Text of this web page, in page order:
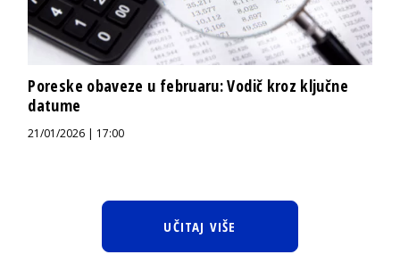
Poreske obaveze u februaru: Vodič kroz ključne
datume
21/01/2026 | 17:00
UČITAJ VIŠE